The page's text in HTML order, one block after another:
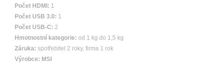
Počet HDMI: 1
Počet USB 3.0: 1
Počet USB-C: 2
Hmotnostní kategorie: od 1 kg do 1,5 kg
Záruka: spotřebitel 2 roky, firma 1 rok
Výrobce: MSI